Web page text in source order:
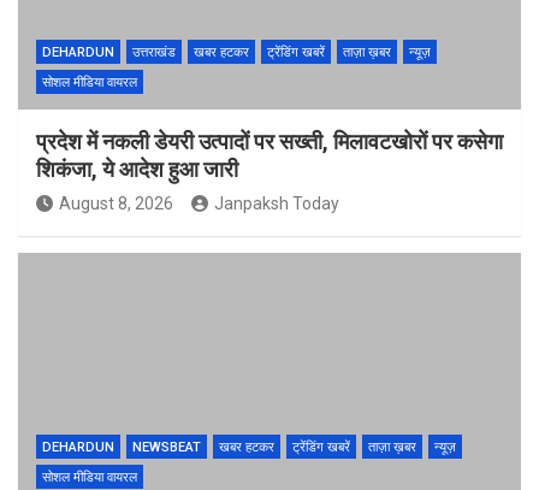
DEHARDUN उत्तराखंड खबर हटकर ट्रेंडिंग खबरें ताज़ा ख़बर
न्यूज़
सोशल मीडिया वायरल
प्रदेश में नकली डेयरी उत्पादों पर सख्ती, मिलावटखोरों पर कसेगा
शिकंजा, ये आदेश हुआ जारी
August 8, 2026 Janpaksh Today
DEHARDUN NEWSBEAT खबर हटकर ट्रेंडिंग खबरें ताज़ा ख़बर
न्यूज़
सोशल मीडिया वायरल